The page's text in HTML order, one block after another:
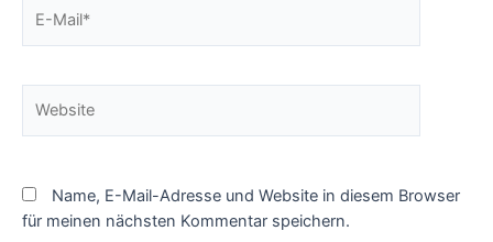
Mail*
Name, E-Mail-Adresse und Website in diesem Browser
für meinen nächsten Kommentar speichern.